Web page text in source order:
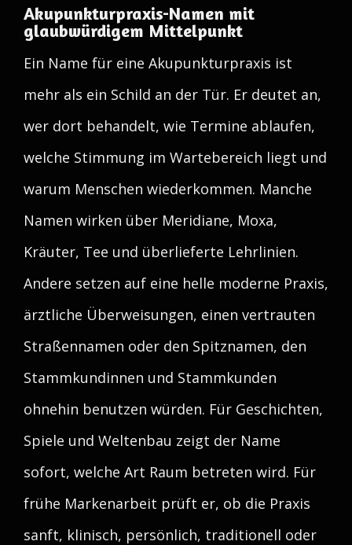
Akupunkturpraxis-Namen mit
glaubwürdigem Mittelpunkt
Ein Name für eine Akupunkturpraxis ist
mehr als ein Schild an der Tür. Er deutet an,
wer dort behandelt, wie Termine ablaufen,
welche Stimmung im Wartebereich liegt und
warum Menschen wiederkommen. Manche
Namen wirken über Meridiane, Moxa,
Kräuter, Tee und überlieferte Lehrlinien.
Andere setzen auf eine helle moderne Praxis,
ärztliche Überweisungen, einen vertrauten
Straßennamen oder den Spitznamen, den
Stammkundinnen und Stammkunden
ohnehin benutzen würden. Für Geschichten,
Spiele und Weltenbau zeigt der Name
sofort, welche Art Raum betreten wird. Für
frühe Markenarbeit prüft er, ob die Praxis
sanft, klinisch, persönlich, traditionell oder